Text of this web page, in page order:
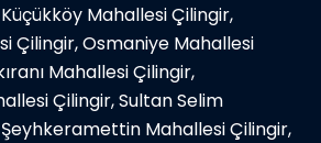
Mahallesi Çilingir,
Çilingir, Osmaniye Mahallesi
Mahallesi Çilingir,
Çilingir, Sultan Selim
Mahallesi Çilingir,